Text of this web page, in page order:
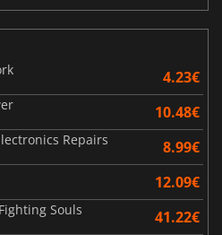
4.23€
10.48€
Repairs 8.99€
12.09€
Souls 41.22€